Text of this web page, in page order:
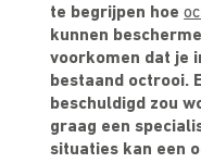
te begrijpen hoe
kunnen
voorkomen dat je
bestaand octrooi.
beschuldigd zou
graag een
situaties kan een